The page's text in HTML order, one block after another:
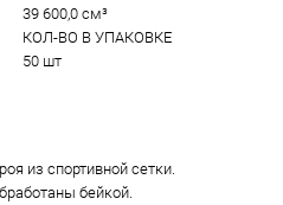
39 600,0 см³
КОЛ-ВО В УПАКОВКЕ
50 шт
из спортивной сетки.
бейкой.